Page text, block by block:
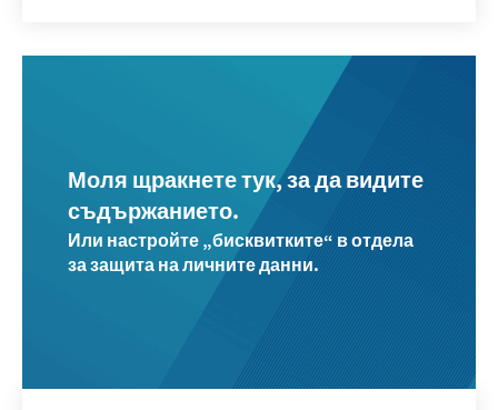
Моля щракнете тук, за да видите
съдържанието.
Или настройте „бисквитките“ в отдела
за защита на личните данни.